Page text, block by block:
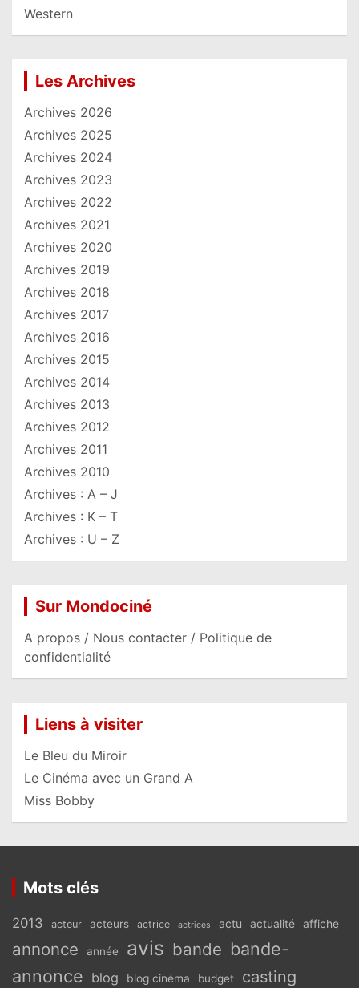
Western
Les Archives
Archives 2026
Archives 2025
Archives 2024
Archives 2023
Archives 2022
Archives 2021
Archives 2020
Archives 2019
Archives 2018
Archives 2017
Archives 2016
Archives 2015
Archives 2014
Archives 2013
Archives 2012
Archives 2011
Archives 2010
Archives : A – J
Archives : K – T
Archives : U – Z
Sur Mondociné
A propos / Nous contacter / Politique de
confidentialité
Liens à visiter
Le Bleu du Miroir
Le Cinéma avec un Grand A
Miss Bobby
Mots clés
2013 acteur acteurs actrice actrices actu actualité affiche
annonce année avis bande bande-
annonce blog blog cinéma budget casting